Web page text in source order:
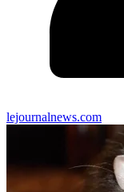
lejournalnews.com